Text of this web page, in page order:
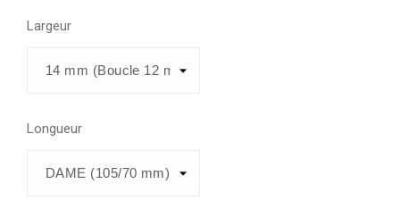
Largeur
Longueur